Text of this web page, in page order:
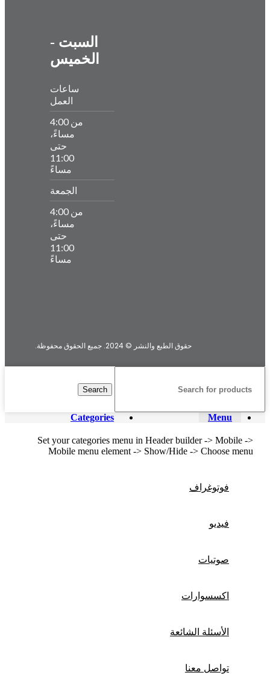
السبت -
الخميس
ساعات
العمل
من 4:00
مساءً،
حتى
11:00
مساءً
الجمعة
من 4:00
مساءً،
حتى
11:00
مساءً
حقوق الطبع والنشر © 2024. جميع الحقوق محفوظة.
Search
Menu
Categories
Set your categories menu in Header builder -> Mobile ->
Mobile menu element -> Show/Hide -> Choose menu
فوتوغراف
فيديو
صوتيات
اكسسوارات
الأسئلة الشائعة
تواصل معنا